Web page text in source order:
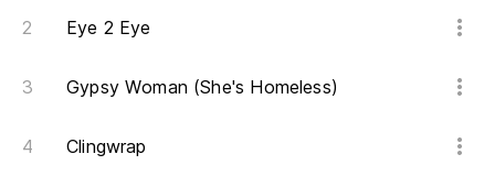
Eye 2 Eye
Gypsy Woman (She's Homeless)
Clingwrap